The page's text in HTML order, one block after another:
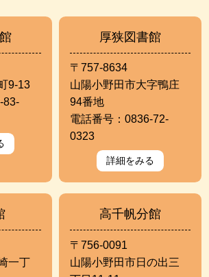
9-13
83-
厚狭図書館
〒757-8634
山陽小野田市大字鴨庄
94番地
電話番号：0836-72-
0323
詳細をみる
一丁
高千帆分館
〒756-0091
山陽小野田市日の出三